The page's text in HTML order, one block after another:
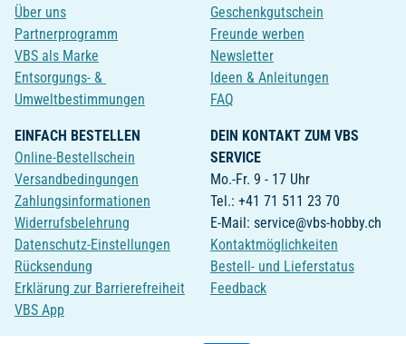
Über uns
Partnerprogramm
VBS als Marke
Entsorgungs- &
Umweltbestimmungen
Geschenkgutschein
Freunde werben
Newsletter
Ideen & Anleitungen
FAQ
EINFACH BESTELLEN
Online-Bestellschein
Versandbedingungen
Zahlungsinformationen
Widerrufsbelehrung
Datenschutz-Einstellungen
Rücksendung
Erklärung zur Barrierefreiheit
VBS App
DEIN KONTAKT ZUM VBS
SERVICE
Mo.-Fr. 9 - 17 Uhr
Tel.: +41 71 511 23 70
E-Mail: service@vbs-hobby.ch
Kontaktmöglichkeiten
Bestell- und Lieferstatus
Feedback